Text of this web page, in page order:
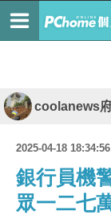
coolanews
2025-04-18 18:34:56
銀行員機
眾一二七